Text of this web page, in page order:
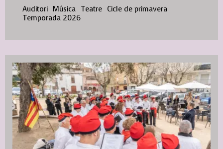
Auditori Música Teatre Cicle de primavera
Temporada 2026